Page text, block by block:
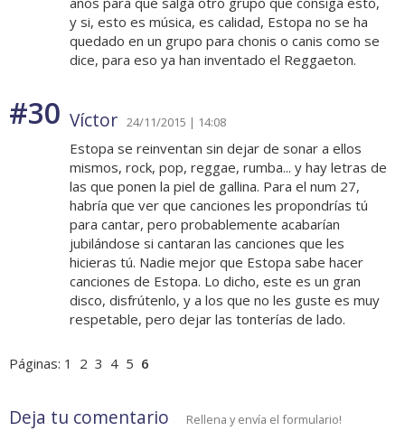
y si, esto es música, es calidad, Estopa no se ha
quedado en un grupo para chonis o canis como se
dice, para eso ya han inventado el Reggaeton.
#30 Víctor 24/11/2015 | 14:08
Estopa se reinventan sin dejar de sonar a ellos
mismos, rock, pop, reggae, rumba... y hay letras de
las que ponen la piel de gallina. Para el num 27,
habría que ver que canciones les propondrías tú
para cantar, pero probablemente acabarían
jubilándose si cantaran las canciones que les
hicieras tú. Nadie mejor que Estopa sabe hacer
canciones de Estopa. Lo dicho, este es un gran
disco, disfrútenlo, y a los que no les guste es muy
respetable, pero dejar las tonterías de lado.
Páginas: 1 2 3 4 5 6
Deja tu comentario Rellena y envía el formulario!